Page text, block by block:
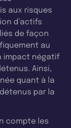
aux risques
d’actifs
de façon
au
impact négatif
Ainsi,
quant à la
par la
compte les